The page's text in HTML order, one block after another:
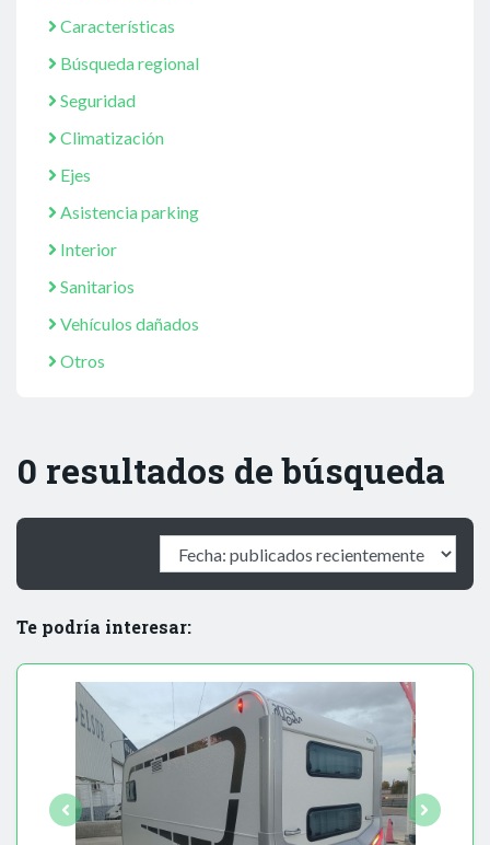
Características
Búsqueda regional
Seguridad
Climatización
Ejes
Asistencia parking
Interior
Sanitarios
Vehículos dañados
Otros
0 resultados de búsqueda
Te podría interesar: